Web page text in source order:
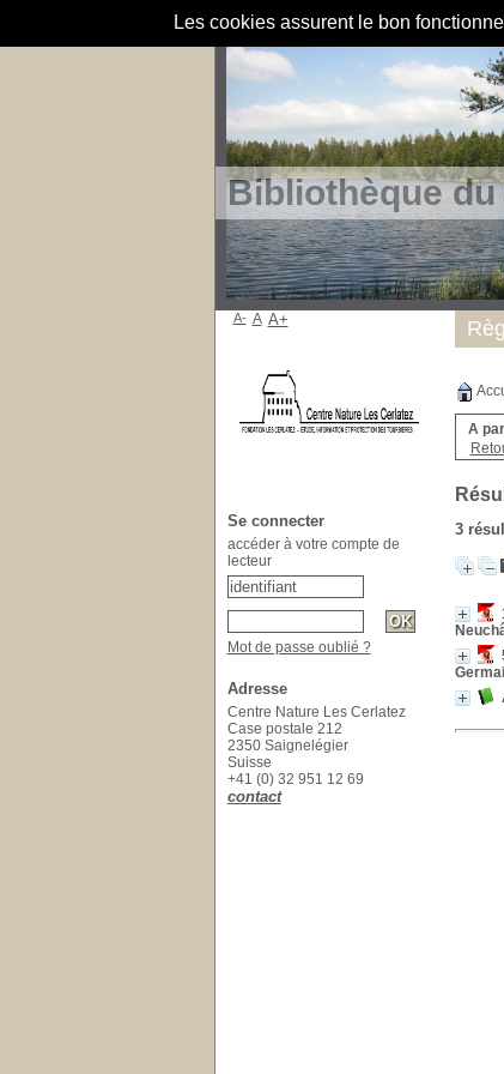
Les cookies assurent le bon
Bibliothèque du
A
3
A- A A+
Se connecter
accéder à votre compte de
lecteur
Mot de passe oublié ?
Adresse
Centre Nature Les Cerlatez
Case postale 212
2350 Saignelégier
Suisse
+41 (0) 32 951 12 69
contact